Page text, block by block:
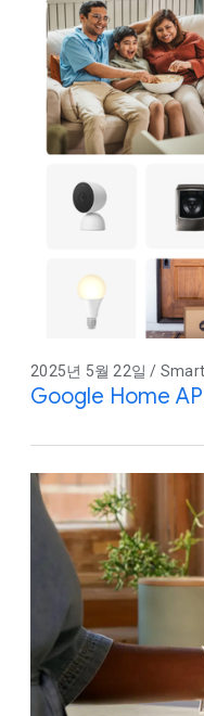
2025년 5월 22일 /
Google Home